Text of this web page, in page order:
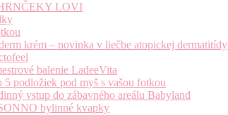
LOVI
krém – novinka v liečbe atopickej dermatitídy
balenie LadeeVita
podložiek pod myš s vašou fotkou
vstup do zábavného areálu Babyland
bylinné kvapky